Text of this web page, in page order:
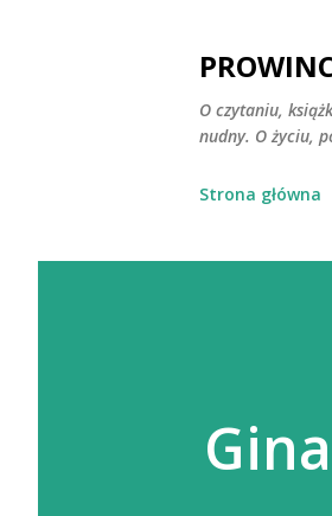
O czytaniu,
nudny. O życiu,
Strona główna